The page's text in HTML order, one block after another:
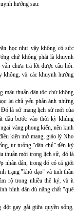
hướng sau:
học như vậy không có sức
chứ không phải là khuynh
chưa trả lời được câu hỏi:
không, và các khuynh hướng
mâu thuẫn dân tộc chứ không
lại chủ yếu phản ánh những
Đó là sứ mạng lịch sử mới của
đầu bước vào thời kỳ khủng
vàng phong kiến, nền kinh
kiện mở mang, giáo lý Nho
tư tưởng "dân chủ" tiền kỳ
thuẫn mới trong lịch sử, đó là
nhân dân, trong đó có cả giới
trạng "khô đạo" và tinh thần
rộ trong nhiều thế kỷ, và ít
bình dân dù nặng chất "quê
đột gay gắt giữa quyền sống,